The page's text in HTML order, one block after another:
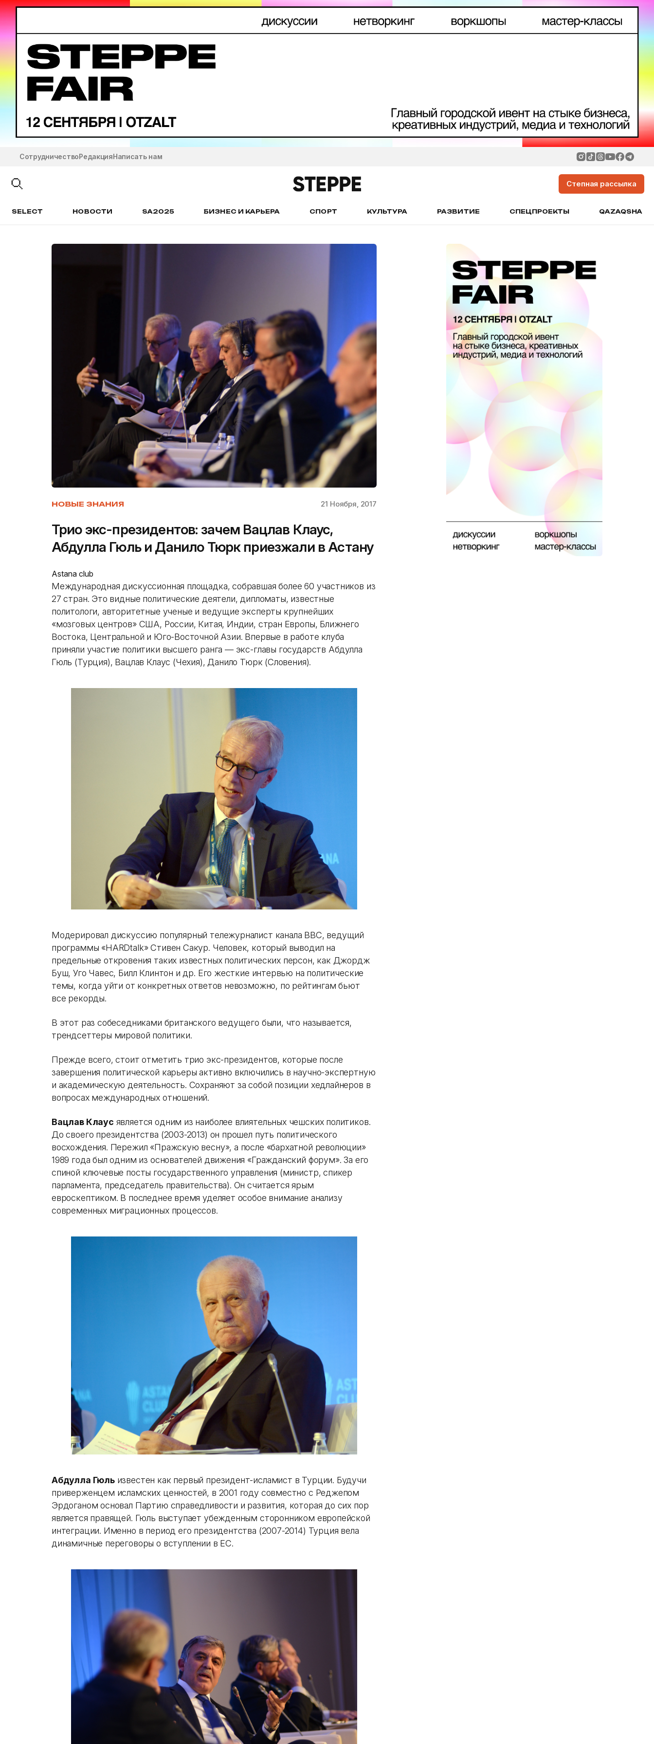
СотрудничествоРедакцияНаписать нам
Степная рассылка
SELECT НОВОСТИ SA2025 БИЗНЕС И КАРЬЕРА СПОРТ КУЛЬТУРА РАЗВИТИЕ СПЕЦПРОЕКТЫ QAZAQSHA
НОВЫЕ ЗНАНИЯ 21 Ноября, 2017
Трио экс-президентов: зачем Вацлав Клаус,
Абдулла Гюль и Данило Тюрк приезжали в Астану
Astana club
Международная дискуссионная площадка, собравшая более 60 участников из
27 стран. Это видные политические деятели, дипломаты, известные
политологи, авторитетные ученые и ведущие эксперты крупнейших
«мозговых центров» США, России, Китая, Индии, стран Европы, Ближнего
Востока, Центральной и Юго-Восточной Азии. Впервые в работе клуба
приняли участие политики высшего ранга — экс-главы государств Абдулла
Гюль (Турция), Вацлав Клаус (Чехия), Данило Тюрк (Словения).
Модерировал дискуссию популярный тележурналист канала BBC, ведущий
программы «HARDtalk» Стивен Сакур. Человек, который выводил на
предельные откровения таких известных политических персон, как Джордж
Буш, Уго Чавес, Билл Клинтон и др. Его жесткие интервью на политические
темы, когда уйти от конкретных ответов невозможно, по рейтингам бьют
все рекорды.
В этот раз собеседниками британского ведущего были, что называется,
трендсеттеры мировой политики.
Прежде всего, стоит отметить трио экс-президентов, которые после
завершения политической карьеры активно включились в научно-экспертную
и академическую деятельность. Сохраняют за собой позиции хедлайнеров в
вопросах международных отношений.
Вацлав Клаус является одним из наиболее влиятельных чешских политиков.
До своего президентства (2003-2013) он прошел путь политического
восхождения. Пережил «Пражскую весну», а после «бархатной революции»
1989 года был одним из основателей движения «Гражданский форум». За его
спиной ключевые посты государственного управления (министр, спикер
парламента, председатель правительства). Он считается ярым
евроскептиком. В последнее время уделяет особое внимание анализу
современных миграционных процессов.
Абдулла Гюльизвестен как первый президент-исламист в Турции. Будучи
приверженцем исламских ценностей, в 2001 году совместно с Реджепом
Эрдоганом основал Партию справедливости и развития, которая до сих пор
является правящей. Гюль выступает убежденным сторонником европейской
интеграции. Именно в период его президентства (2007-2014) Турция вела
динамичные переговоры о вступлении в ЕС.